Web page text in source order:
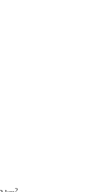
2